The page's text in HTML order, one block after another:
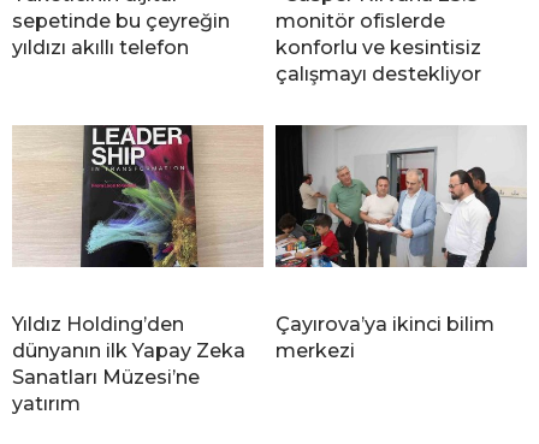
sepetinde bu çeyreğin
yıldızı akıllı telefon
monitör ofislerde
konforlu ve kesintisiz
çalışmayı destekliyor
Yıldız Holding’den
dünyanın ilk Yapay Zeka
Sanatları Müzesi’ne
yatırım
Çayırova’ya ikinci bilim
merkezi